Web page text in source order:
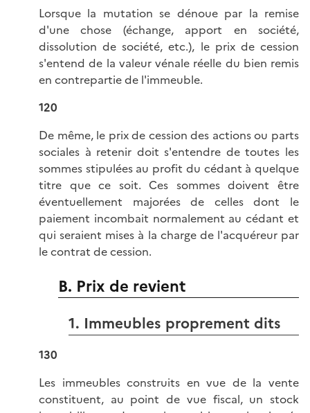
Lorsque la mutation se dénoue par la remise
d'une chose (échange, apport en société,
dissolution de société, etc.), le prix de cession
s'entend de la valeur vénale réelle du bien remis
en contrepartie de l'immeuble.
120
De même, le prix de cession des actions ou parts
sociales à retenir doit s'entendre de toutes les
sommes stipulées au profit du cédant à quelque
titre que ce soit. Ces sommes doivent être
éventuellement majorées de celles dont le
paiement incombait normalement au cédant et
qui seraient mises à la charge de l'acquéreur par
le contrat de cession.
B. Prix de revient
1. Immeubles proprement dits
130
Les immeubles construits en vue de la vente
constituent, au point de vue fiscal, un stock